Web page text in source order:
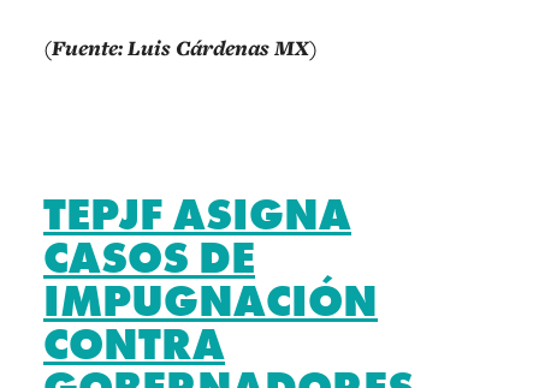
(Fuente: Luis Cárdenas MX)
TEPJF ASIGNA
CASOS DE
IMPUGNACIÓN
CONTRA